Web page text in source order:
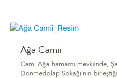
Ağa Camii
Cami Ağa hamamı mevkiinde,
Dönmedolap Sokağı'nın